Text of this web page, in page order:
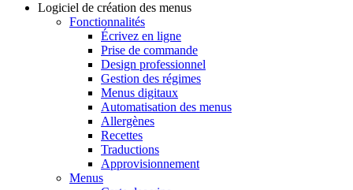
navigation
Logiciel de création des menus
Fonctionnalités
Écrivez en ligne
Prise de commande
Design professionnel
Gestion des régimes
Menus digitaux
Automatisation des menus
Allergènes
Recettes
Traductions
Approvisionnement
Menus